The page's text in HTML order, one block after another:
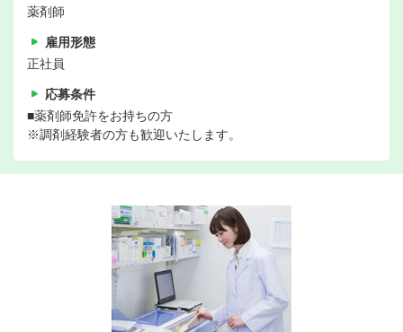
薬剤師
雇用形態
正社員
応募条件
■薬剤師免許をお持ちの方
※調剤経験者の方も歓迎いたします。